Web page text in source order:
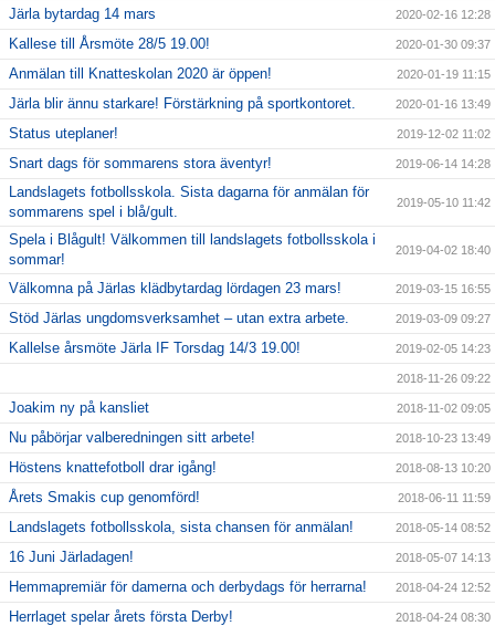
Järla bytardag 14 mars 2020-02-16 12:28
Kallese till Årsmöte 28/5 19.00! 2020-01-30 09:37
Anmälan till Knatteskolan 2020 är öppen! 2020-01-19 11:15
Järla blir ännu starkare! Förstärkning på sportkontoret. 2020-01-16 13:49
Status uteplaner! 2019-12-02 11:02
Snart dags för sommarens stora äventyr! 2019-06-14 14:28
Landslagets fotbollsskola. Sista dagarna för anmälan för
sommarens spel i blå/gult.
2019-05-10 11:42
Spela i Blågult! Välkommen till landslagets fotbollsskola i
sommar!
2019-04-02 18:40
Välkomna på Järlas klädbytardag lördagen 23 mars! 2019-03-15 16:55
Stöd Järlas ungdomsverksamhet – utan extra arbete. 2019-03-09 09:27
Kallelse årsmöte Järla IF Torsdag 14/3 19.00! 2019-02-05 14:23
2018-11-26 09:22
Joakim ny på kansliet 2018-11-02 09:05
Nu påbörjar valberedningen sitt arbete! 2018-10-23 13:49
Höstens knattefotboll drar igång! 2018-08-13 10:20
Årets Smakis cup genomförd! 2018-06-11 11:59
Landslagets fotbollsskola, sista chansen för anmälan! 2018-05-14 08:52
16 Juni Järladagen! 2018-05-07 14:13
Hemmapremiär för damerna och derbydags för herrarna! 2018-04-24 12:52
Herrlaget spelar årets första Derby! 2018-04-24 08:30